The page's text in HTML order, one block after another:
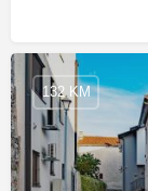
132 KM